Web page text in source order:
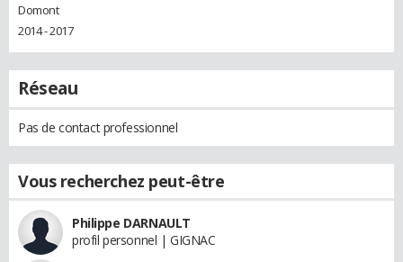
Domont
2014 - 2017
Réseau
Pas de contact professionnel
Vous recherchez peut-être
Philippe DARNAULT
profil personnel | GIGNAC